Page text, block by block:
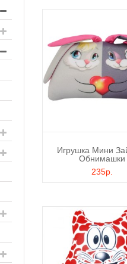
Игрушка Мини
Обнимашки
235р.